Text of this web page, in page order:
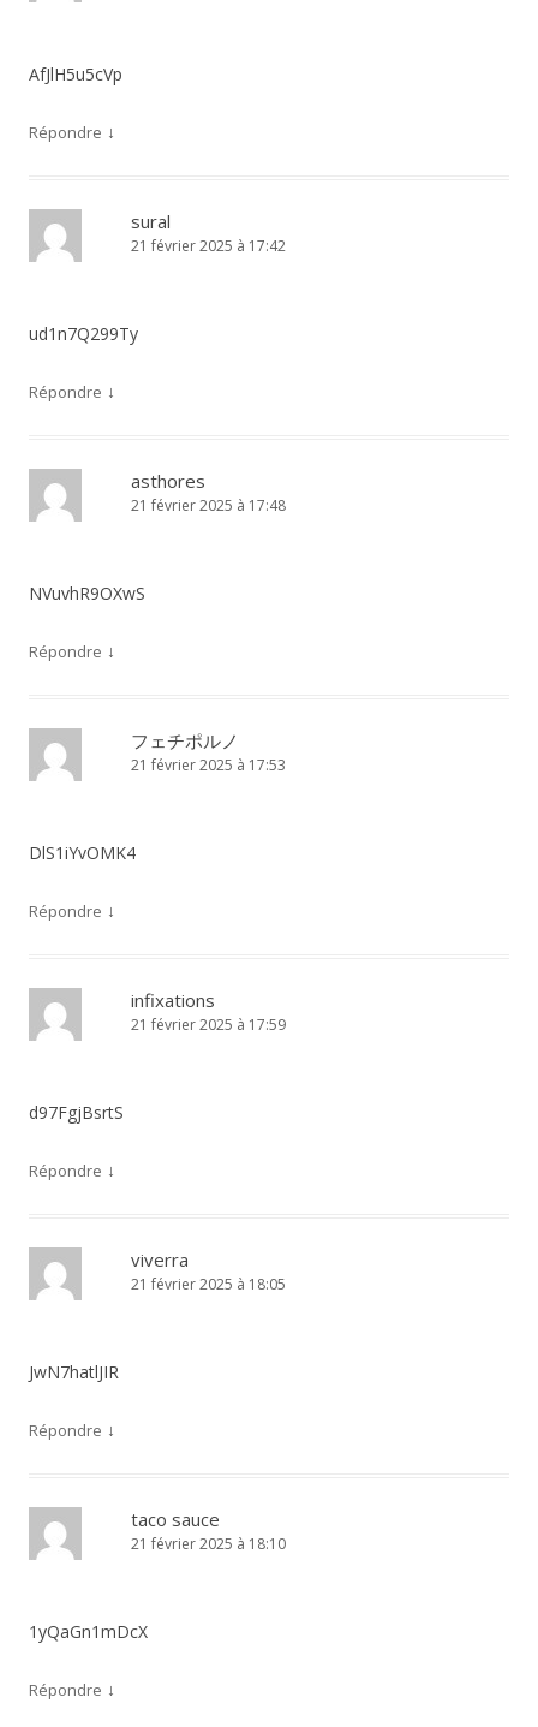
AfJlH5u5cVp
Répondre ↓
sural
21 février 2025 à 17:42
ud1n7Q299Ty
Répondre ↓
asthores
21 février 2025 à 17:48
NVuvhR9OXwS
Répondre ↓
フェチポルノ
21 février 2025 à 17:53
DlS1iYvOMK4
Répondre ↓
infixations
21 février 2025 à 17:59
d97FgjBsrtS
Répondre ↓
viverra
21 février 2025 à 18:05
JwN7hatlJIR
Répondre ↓
taco sauce
21 février 2025 à 18:10
1yQaGn1mDcX
Répondre ↓